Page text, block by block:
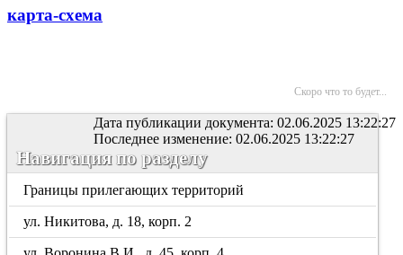
карта-схема
Скоро что то будет...
Дата публикации документа: 02.06.2025 13:22:27
Последнее изменение: 02.06.2025 13:22:27
Навигация по разделу
Границы прилегающих территорий
ул. Никитова, д. 18, корп. 2